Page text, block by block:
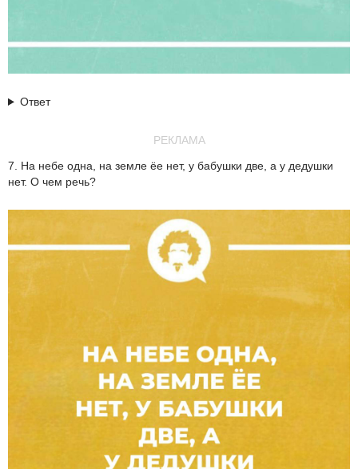
Ответ
РЕКЛАМА
7. На небе одна, на земле ёе нет, у бабушки две, а у дедушки
нет. О чем речь?